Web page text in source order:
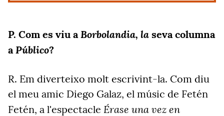
P. Com es viu a Borbolandia, la seva columna
a Público?
R. Em diverteixo molt escrivint-la. Com diu
el meu amic Diego Galaz, el músic de Fetén
Fetén, a l'espectacle Érase una vez en